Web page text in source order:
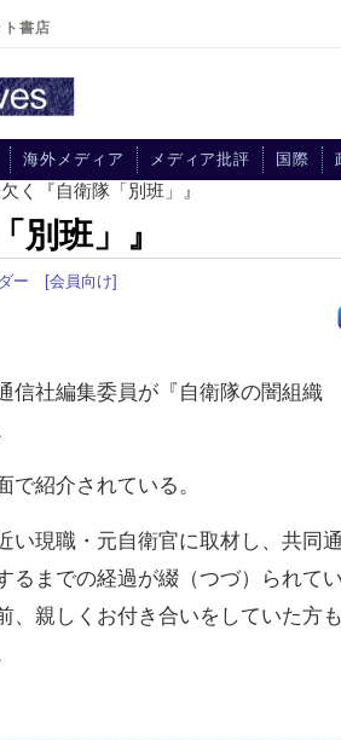
ト書店
海外メディア メディア批評 国際
く『自衛隊「別班」』
別班」』
ー [会員向け]
信社編集委員が『自衛隊の闇組織
紹介されている。
現職・元自衛官に取材し、共同
るまでの経過が綴（つづ）られて
、親しくお付き合いをしていた方